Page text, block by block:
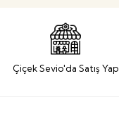
Çiçek Sevio'da Satış Yap